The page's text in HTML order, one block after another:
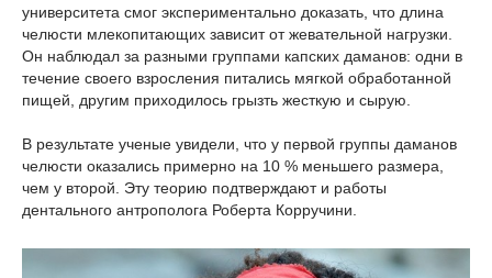
университета смог экспериментально доказать, что длина
челюсти млекопитающих зависит от жевательной нагрузки.
Он наблюдал за разными группами капских даманов: одни в
течение своего взросления питались мягкой обработанной
пищей, другим приходилось грызть жесткую и сырую.
В результате ученые увидели, что у первой группы даманов
челюсти оказались примерно на 10 % меньшего размера,
чем у второй. Эту теорию подтверждают и работы
дентального антрополога Роберта Корручини.